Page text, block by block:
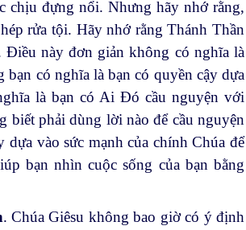
chịu đựng nổi. Nhưng hãy nhớ rằng,
rửa tội. Hãy nhớ rằng Thánh Thần
này đơn giản không có nghĩa là
có nghĩa là bạn có quyền cậy dựa
là bạn có Ai Đó cầu nguyện với
biết phải dùng lời nào để cầu nguyện
vào sức mạnh của chính Chúa để
bạn nhìn cuộc sống của bạn bằng
. Chúa Giêsu không bao giờ có ý định